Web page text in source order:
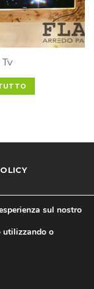
DI STATO
• PEC:
M5UXCR1
sul nostro
utilizzando o